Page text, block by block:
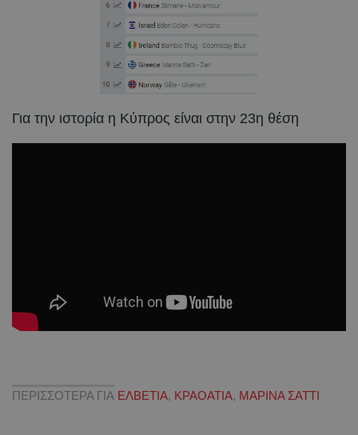
Για την ιστορία η Κύπρος είναι στην 23η θέση
ΠΕΡΙΣΣΟΤΕΡΑ ΓΙΑ ΕΛΒΕΤΙΑ, ΚΡΑΟΑΤΙΑ, ΜΑΡΙΝΑ ΣΑΤΤΙ